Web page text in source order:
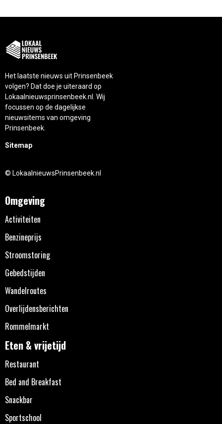
Het laatste nieuws uit Prinsenbeek
volgen? Dat doe je uiteraard op
Lokaalnieuwsprinsenbeek.nl. Wij
focussen op de dagelijkse
nieuwsitems van omgeving
Prinsenbeek.
Sitemap
© LokaalnieuwsPrinsenbeek.nl
Omgeving
Activiteiten
Benzineprijs
Stroomstoring
Gebedstijden
Wandelroutes
Overlijdensberichten
Rommelmarkt
Eten & vrijetijd
Restaurant
Bed and Breakfast
Snackbar
Sportschool